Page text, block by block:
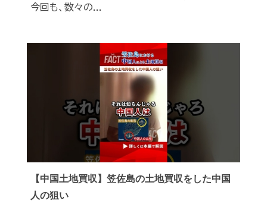
今回も、数々の...
【中国土地買収】笠佐島の土地買収をした中国
人の狙い